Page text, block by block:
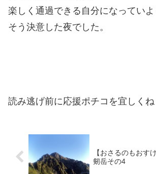
楽しく通過できる自分になっていよ
そう決意した夜でした。
読み逃げ前に応援ポチコを宜しく
【おさるのもおす
剱岳その4